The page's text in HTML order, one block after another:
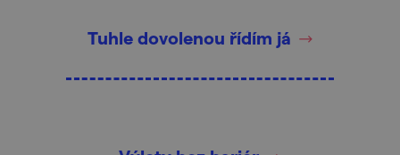
Tuhle dovolenou řídím já